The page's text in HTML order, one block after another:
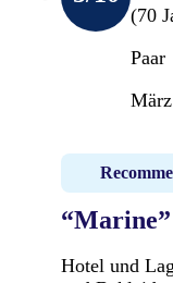
(70
Paar
“Marine”
Hotel und